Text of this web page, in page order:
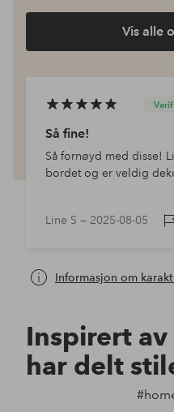
Vis alle
Så fine!
Så fornøyd med disse!
bordet og er veldig
Line S — 2025-08-05
Informasjon om
Inspirert
har delt